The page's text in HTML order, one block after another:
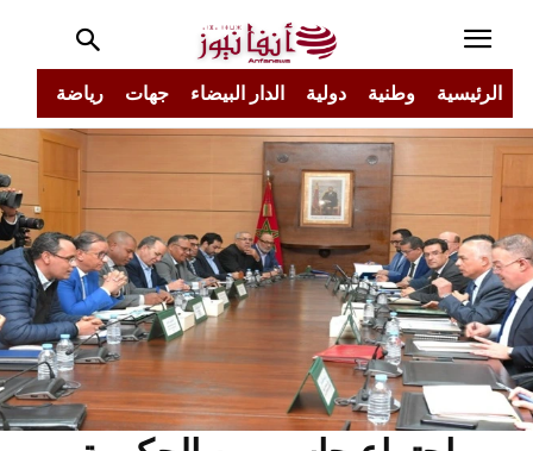
الرئيسية وطنية دولية الدار البيضاء جهات رياضة